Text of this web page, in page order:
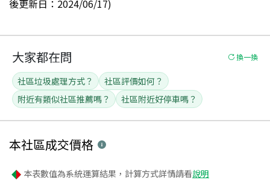
後更新日：2024/06/17)
大家都在問 換一換
社區垃圾處理方式？
社區評價如何？
附近有類似社區推薦嗎？
社區附近好停車嗎？
本社區成交價格
本表數值為系統運算結果，計算方式詳情請看說明